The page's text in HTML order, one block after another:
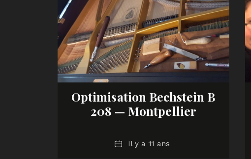
Optimisation Bechstein B
208 — Montpellier
DateIl y a 11 ans